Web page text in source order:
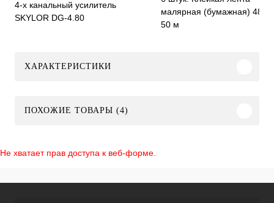
4-х канальный усилитель
SKYLOR DG-4.80
малярная (бумажная) 48
50 м
ХАРАКТЕРИСТИКИ
ПОХОЖИЕ ТОВАРЫ (4)
Не хватает прав доступа к веб-форме.